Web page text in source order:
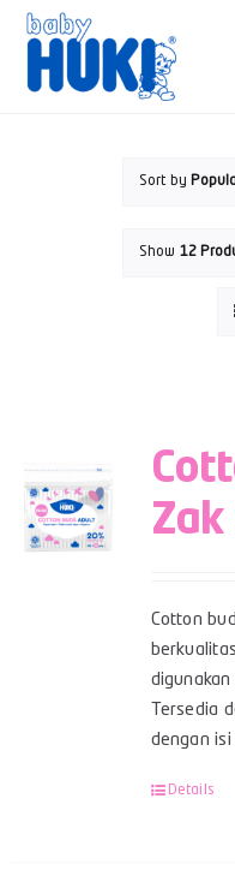
Skip
content
Sort by
Show 12
Cotton
Tersedia
dengan
Details